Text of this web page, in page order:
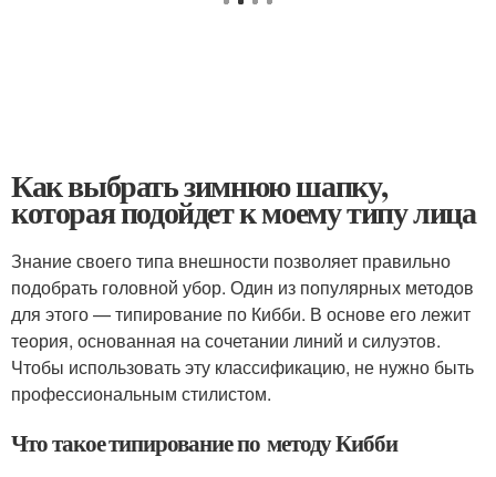
Как выбрать зимнюю шапку,
которая подойдет к моему типу лица
Знание своего типа внешности позволяет правильно
подобрать головной убор. Один из популярных методов
для этого — типирование по Кибби. В основе его лежит
теория, основанная на сочетании линий и силуэтов.
Чтобы использовать эту классификацию, не нужно быть
профессиональным стилистом.
Что такое типирование по методу Кибби